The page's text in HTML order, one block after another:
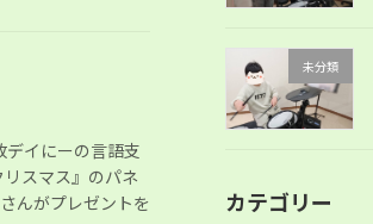
デイにーの言語支
スマス』のパネ
んがプレゼントを
未分類
カテゴリー